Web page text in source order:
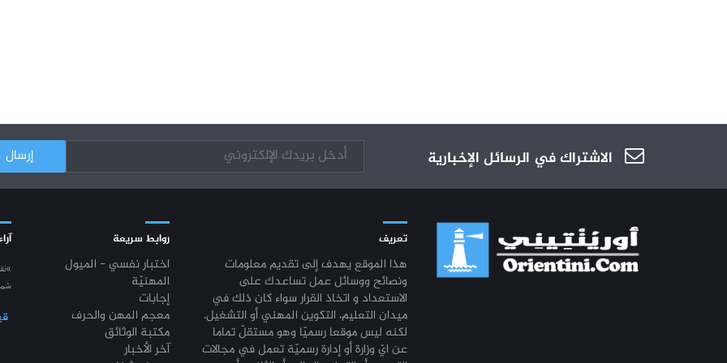
الاشتراك في الرسائل الإخبارية
تعريف
هذا الموقع يهدف إلى تقديم معلومات
ونصائح ووسائل عمل تساعدك على
الاستعداد و اتخاذ القرار سواء كان ذلك في
ميدان التعليم، التكوين المهني أو التشغيل.
لكنه ليس موقعا رسميّا وهو مستقلّ تماما
عن ايّ وزارة أو إدارة رسميّة تعمل في مجالات
روابط سريعة
اختبار نفسي - الميول
المهنيّة
إجابات
معجم المهن والحرف
مكتبة الوثائق
آخر الأخبار